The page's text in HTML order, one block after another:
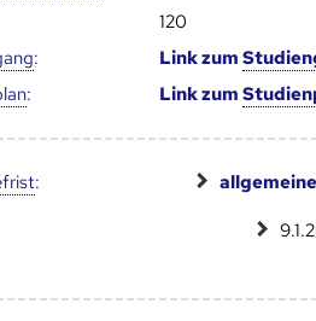
120
: Link zum
: Link zum
: